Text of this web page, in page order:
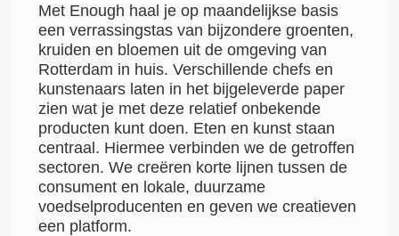
Met Enough haal je op maandelijkse basis
een verrassingstas van bijzondere groenten,
kruiden en bloemen uit de omgeving van
Rotterdam in huis. Verschillende chefs en
kunstenaars laten in het bijgeleverde paper
zien wat je met deze relatief onbekende
producten kunt doen. Eten en kunst staan
centraal. Hiermee verbinden we de getroffen
sectoren. We creëren korte lijnen tussen de
consument en lokale, duurzame
voedselproducenten en geven we creatieven
een platform.